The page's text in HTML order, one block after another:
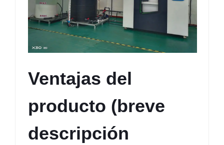
Ventajas del
producto (breve
descripción